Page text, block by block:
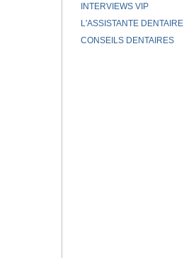
INTERVIEWS VIP
L'ASSISTANTE DENTAIRE
CONSEILS DENTAIRES